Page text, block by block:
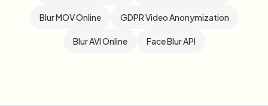
Blur MOV Online GDPR Video Anonymization
Blur AVI Online Face Blur API